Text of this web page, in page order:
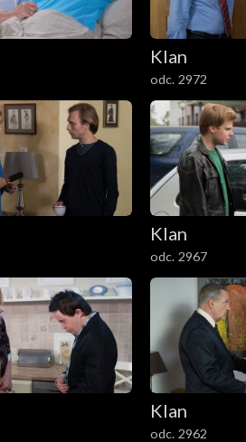
Klan
odc. 2972
Klan
odc. 2967
Klan
odc. 2962